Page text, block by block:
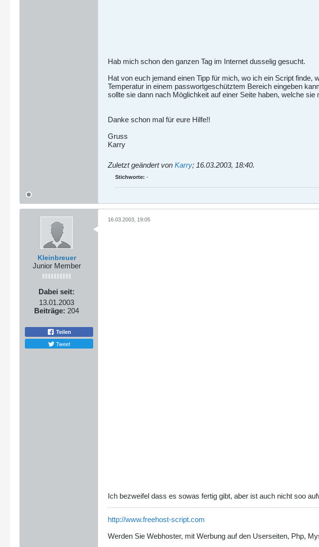
Hab mich schon den ganzen Tag im Internet dusselig gesucht.
Hat von euch jemand einen Tipp für mich, wo ich ein Script
Temperatur in einem passwortgeschütztem Bereich eingeben
sollte sie dann nach Möglichkeit auf einer Seite haben, welche
Danke schon mal für eure Hilfe!!
Gruss
Karry
Zuletzt geändert von Karry; 16.03.2003, 18:40.
Stichworte: -
Kleinbreuer
Junior Member
Dabei seit:
13.01.2003
Beiträge: 204
Teilen
Tweet
16.03.2003, 19:05
Ich bezweifel dass es sowas fertig gibt, aber ist auch nicht soo
http://www.freehost-script.com
Werden Sie Webhoster, mit Werbung auf den Userseiten, Php,